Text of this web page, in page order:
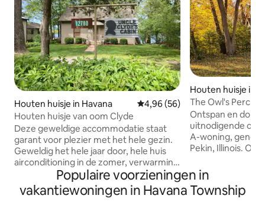
Houten huisje in Havana Gemiddelde beoordeling van
4,96 (56)
Houten huisje van oom Clyde
Deze geweldige accommodatie staat
garant voor plezier met het hele gezin.
Geweldig het hele jaar door, hele huis
airconditioning in de zomer, verwarming
en open haard in de winter. Buiten
schommelt rond een enorme
vuurplaats. Stappen naar het meer.
Houten huisje in
The Owl's Perch:
hut en
Ontspan en
uitnodigende
A-woning,
Pekin, Illinois. Of
naar het perfecte
vriendengroep
comfortabel
Populaire voorzieningen in
vakantiewoningen in Havana Township